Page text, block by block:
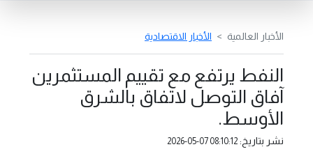
الأخبار العالمية الأخبار الاقتصادية
النفط يرتفع مع تقييم المستثمرين
آفاق التوصل لاتفاق بالشرق
الأوسط.
نشر بتاريخ: 2026-05-07 08:10:12